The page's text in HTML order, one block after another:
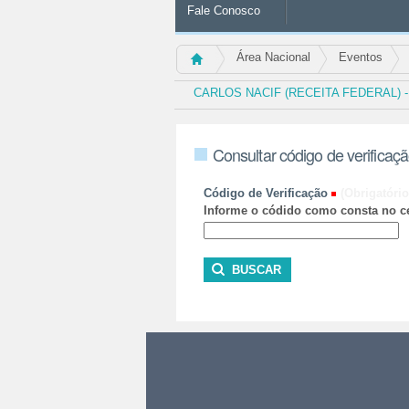
Fale Conosco
Área Nacional Eventos
CARLOS NACIF (RECEITA FEDERAL)
Consultar código de
Código de Verificação
Informe o códido como consta no